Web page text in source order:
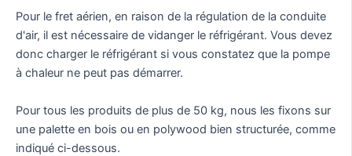
Pour le fret aérien, en raison de la régulation de la conduite
d'air, il est nécessaire de vidanger le réfrigérant. Vous devez
donc charger le réfrigérant si vous constatez que la pompe
à chaleur ne peut pas démarrer.
Pour tous les produits de plus de 50 kg, nous les fixons sur
une palette en bois ou en polywood bien structurée, comme
indiqué ci-dessous.